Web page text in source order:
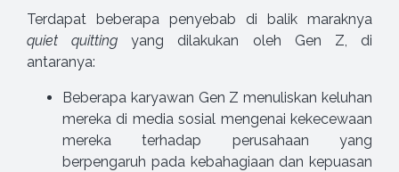
Terdapat beberapa penyebab di balik maraknya
quiet quitting yang dilakukan oleh Gen Z, di
antaranya:
Beberapa karyawan Gen Z menuliskan keluhan
mereka di media sosial mengenai kekecewaan
mereka terhadap perusahaan yang
berpengaruh pada kebahagiaan dan kepuasan